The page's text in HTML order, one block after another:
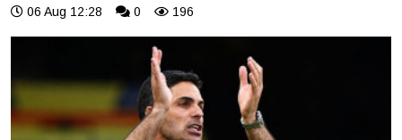
06 Aug 12:28 0 196